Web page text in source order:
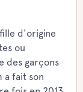
d'origine
ou
des garçons
a fait son